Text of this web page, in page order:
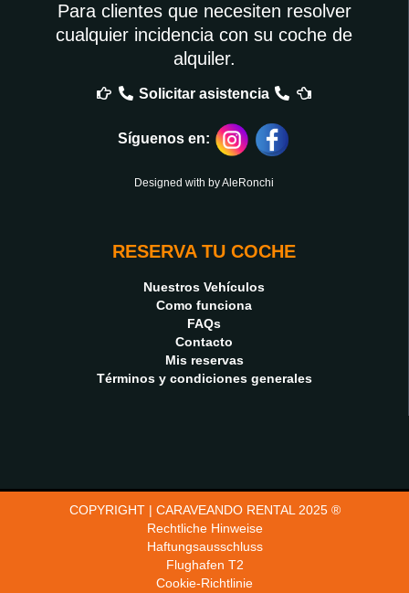
Para clientes que necesiten resolver
cualquier incidencia con su coche de
alquiler.
Solicitar asistencia
Síguenos en:
Designed with byAleRonchi
RESERVA TU COCHE
Nuestros Vehículos
Como funciona
FAQs
Contacto
Mis reservas
Términos y condiciones generales
COPYRIGHT | CARAVEANDO RENTAL 2025 ®
Rechtliche Hinweise
Haftungsausschluss
Flughafen T2
Cookie-Richtlinie